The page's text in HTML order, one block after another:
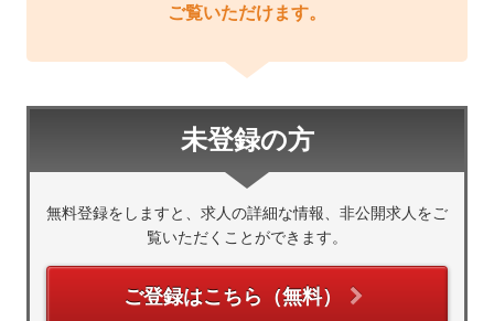
ご覧いただけます。
未登録の方
無料登録をしますと、求人の詳細な情報、非公開求人をご
覧いただくことができます。
ご登録はこちら（無料）